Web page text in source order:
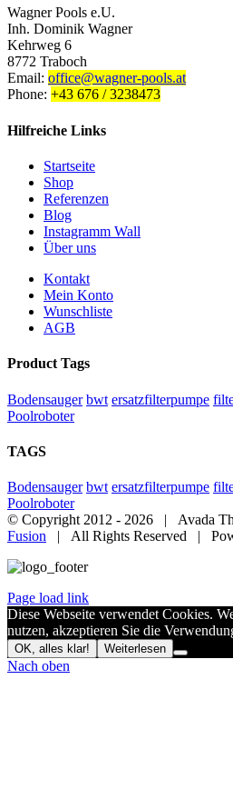
Wagner Pools e.U.
Inh. Dominik Wagner
Kehrweg 6
8772 Traboch
Email: office@wagner-pools.at
Phone: +43 676 / 3238473
Hilfreiche Links
Startseite
Shop
Referenzen
Blog
Instagramm Wall
Über uns
Kontakt
Mein Konto
Wunschliste
AGB
Product Tags
Bodensauger bwt ersatzfilterpumpe
Poolroboter
TAGS
Bodensauger bwt ersatzfilterpumpe
Poolroboter
© Copyright 2012 - 2026 | Avada
Fusion | All Rights Reserved |
Page load link
Diese Webseite verwendet Cookies.
nutzen, akzeptieren Sie die
OK, alles klar! Weiterlesen
Nach oben